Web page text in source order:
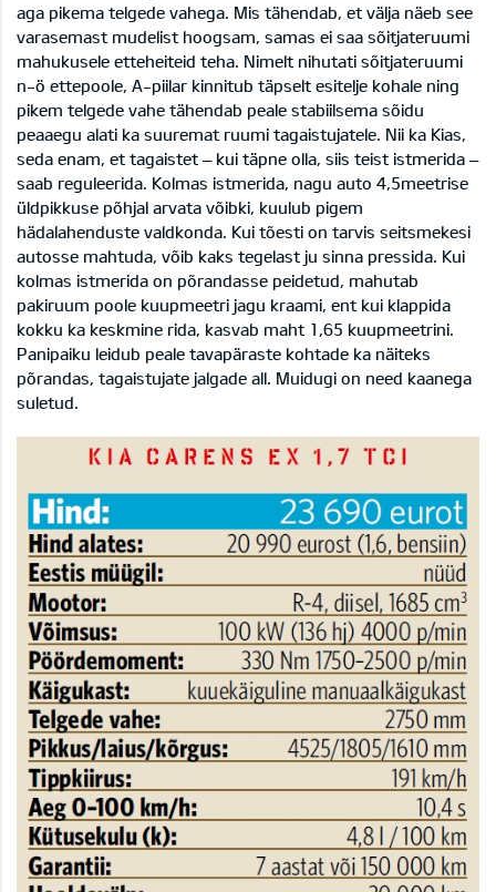
aga pikema telgede vahega. Mis tähendab, et välja näeb see
varasemast mudelist hoogsam, samas ei saa sõitjateruumi
mahukusele etteheiteid teha. Nimelt nihutati sõitjateruumi
n-ö ettepoole, A-piilar kinnitub täpselt esitelje kohale ning
pikem telgede vahe tähendab peale stabiilsema sõidu
peaaegu alati ka suuremat ruumi tagaistujatele. Nii ka Kias,
seda enam, et tagaistet – kui täpne olla, siis teist istmerida –
saab reguleerida. Kolmas istmerida, nagu auto 4,5meetrise
üldpikkuse põhjal arvata võibki, kuulub pigem
hädalahenduste valdkonda. Kui tõesti on tarvis seitsmekesi
autosse mahtuda, võib kaks tegelast ju sinna pressida. Kui
kolmas istmerida on põrandasse peidetud, mahutab
pakiruum poole kuupmeetri jagu kraami, ent kui klappida
kokku ka keskmine rida, kasvab maht 1,65 kuupmeetrini.
Panipaiku leidub peale tavapäraste kohtade ka näiteks
põrandas, tagaistujate jalgade all. Muidugi on need kaanega
suletud.